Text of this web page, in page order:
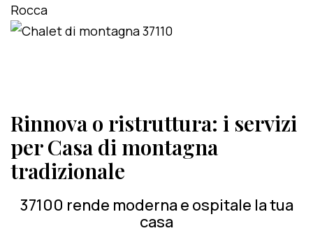
Rinnova o ristruttura: i servizi
per Casa di montagna
tradizionale
37100 rende moderna e ospitale la tua
casa